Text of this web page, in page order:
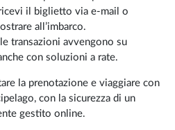
il biglietto via e-mail o
all’imbarco.
transazioni avvengono su
con soluzioni a rate.
la prenotazione e viaggiare con
con la sicurezza di un
gestito online.